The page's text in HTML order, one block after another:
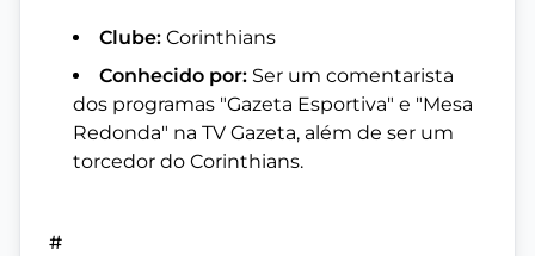
Clube: Corinthians
Conhecido por: Ser um comentarista
dos programas "Gazeta Esportiva" e "Mesa
Redonda" na TV Gazeta, além de ser um
torcedor do Corinthians.
#